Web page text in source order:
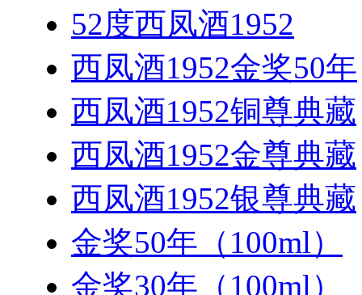
52度西凤酒1952
西凤酒1952金奖50年
西凤酒1952铜尊典藏
西凤酒1952金尊典藏
西凤酒1952银尊典藏
金奖50年（100ml）
金奖30年（100ml）